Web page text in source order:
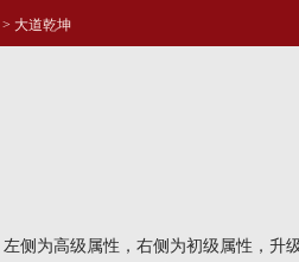
> 大道乾坤
侧为高级属性，右侧为初级属性，升